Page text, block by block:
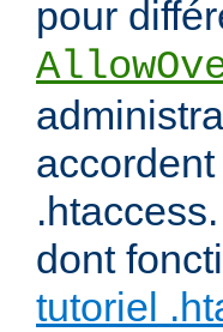
pour
dont
tutoriel